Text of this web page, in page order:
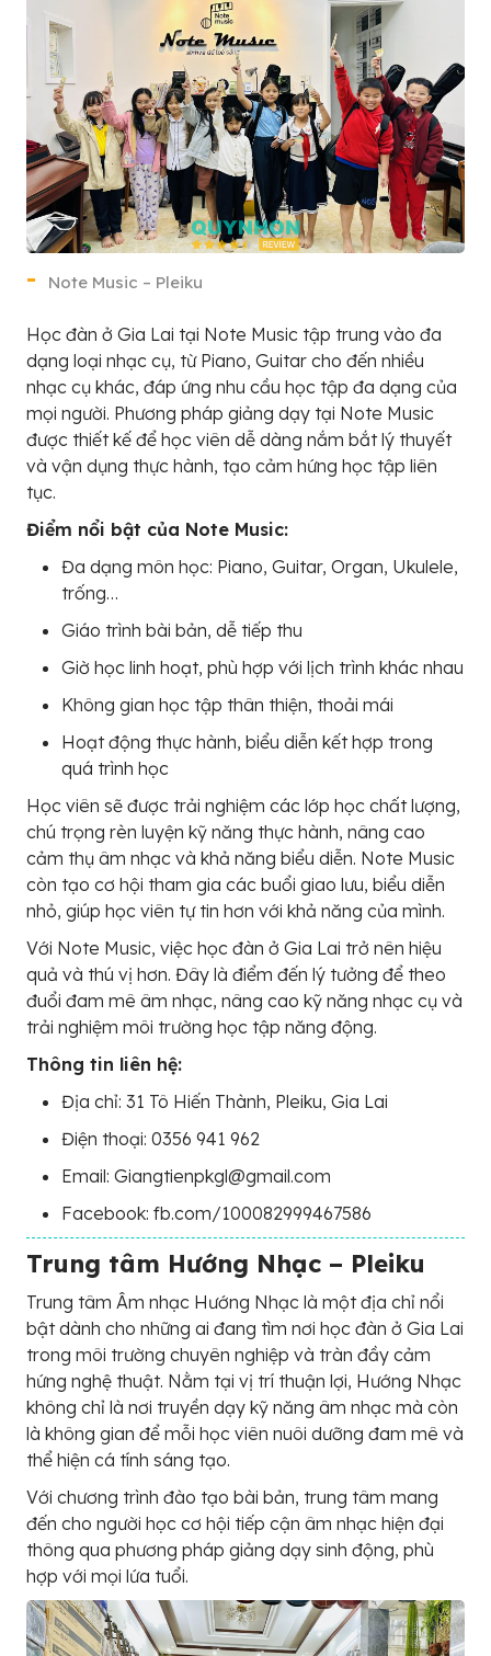
Note Music – Pleiku
Học đàn ở Gia Lai tại Note Music tập trung vào đa
dạng loại nhạc cụ, từ Piano, Guitar cho đến nhiều
nhạc cụ khác, đáp ứng nhu cầu học tập đa dạng của
mọi người. Phương pháp giảng dạy tại Note Music
được thiết kế để học viên dễ dàng nắm bắt lý thuyết
và vận dụng thực hành, tạo cảm hứng học tập liên
tục.
Điểm nổi bật của Note Music:
Đa dạng môn học: Piano, Guitar, Organ, Ukulele,
trống…
Giáo trình bài bản, dễ tiếp thu
Giờ học linh hoạt, phù hợp với lịch trình khác nhau
Không gian học tập thân thiện, thoải mái
Hoạt động thực hành, biểu diễn kết hợp trong
quá trình học
Học viên sẽ được trải nghiệm các lớp học chất lượng,
chú trọng rèn luyện kỹ năng thực hành, nâng cao
cảm thụ âm nhạc và khả năng biểu diễn. Note Music
còn tạo cơ hội tham gia các buổi giao lưu, biểu diễn
nhỏ, giúp học viên tự tin hơn với khả năng của mình.
Với Note Music, việc học đàn ở Gia Lai trở nên hiệu
quả và thú vị hơn. Đây là điểm đến lý tưởng để theo
đuổi đam mê âm nhạc, nâng cao kỹ năng nhạc cụ và
trải nghiệm môi trường học tập năng động.
Thông tin liên hệ:
Địa chỉ: 31 Tô Hiến Thành, Pleiku, Gia Lai
Điện thoại: 0356 941 962
Email: Giangtienpkgl@gmail.com
Facebook: fb.com/100082999467586
Trung tâm Hướng Nhạc – Pleiku
Trung tâm Âm nhạc Hướng Nhạc là một địa chỉ nổi
bật dành cho những ai đang tìm nơi học đàn ở Gia Lai
trong môi trường chuyên nghiệp và tràn đầy cảm
hứng nghệ thuật. Nằm tại vị trí thuận lợi, Hướng Nhạc
không chỉ là nơi truyền dạy kỹ năng âm nhạc mà còn
là không gian để mỗi học viên nuôi dưỡng đam mê và
thể hiện cá tính sáng tạo.
Với chương trình đào tạo bài bản, trung tâm mang
đến cho người học cơ hội tiếp cận âm nhạc hiện đại
thông qua phương pháp giảng dạy sinh động, phù
hợp với mọi lứa tuổi.